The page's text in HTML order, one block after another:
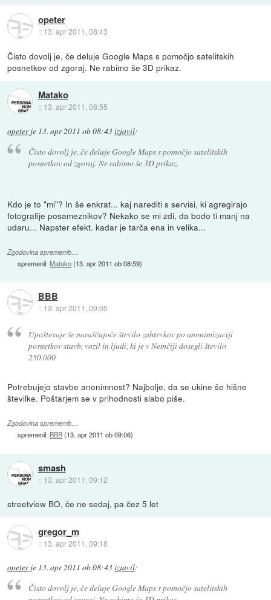
opeter
:: 13. apr 2011, 08:43
Čisto dovolj je, če deluje Google Maps s pomočjo satelitskih
posnetkov od zgoraj. Ne rabimo še 3D prikaz.
Matako
:: 13. apr 2011, 08:55
opeterje 13. apr 2011 ob 08:43izjavil:
Čisto dovolj je, če deluje Google Maps s pomočjo satelitskih
posnetkov od zgoraj. Ne rabimo še 3D prikaz.
Kdo je to "mi"? In še enkrat... kaj narediti s servisi, ki agregirajo
fotografije posameznikov? Nekako se mi zdi, da bodo ti manj na
udaru... Napster efekt. kadar je tarča ena in velika...
Zgodovina sprememb…
spremenil:Matako(13. apr 2011 ob 08:59)
BBB
:: 13. apr 2011, 09:05
Upoštevaje še naraščajoče število zahtevkov po anonimizaciji
posnetkov stavb, vozil in ljudi, ki je v Nemčiji dosegli število
250.000
Potrebujejo stavbe anonimnost? Najbolje, da se ukine še hišne
številke. Poštarjem se v prihodnosti slabo piše.
Zgodovina sprememb…
spremenil: BBB(13. apr 2011 ob 09:06)
smash
:: 13. apr 2011, 09:12
streetview BO, če ne sedaj, pa čez 5 let
gregor_m
:: 13. apr 2011, 09:18
opeterje 13. apr 2011 ob 08:43izjavil:
Čisto dovolj je, če deluje Google Maps s pomočjo satelitskih